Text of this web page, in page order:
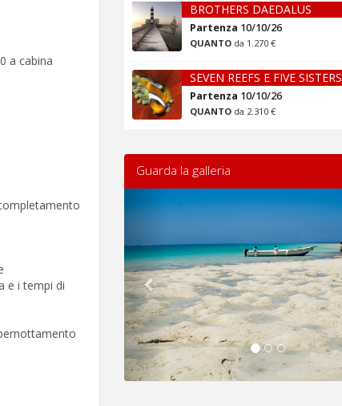
a cabina
e i tempi di
BROTHERS DAEDALUS
Partenza 10/10/26
QUANTO da 1.270 €
SEVEN REEFS E FIVE SISTERS
Partenza 10/10/26
QUANTO da 2.310 €
Guarda la galleria
Previous